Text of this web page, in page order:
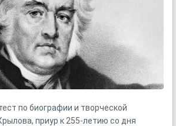
по биографии и творческой
приур к 255-летию со дня